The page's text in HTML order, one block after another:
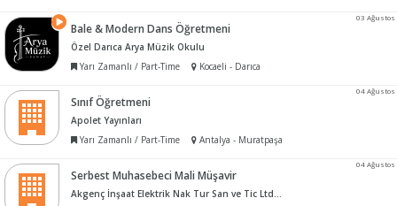
03 Ağustos
Bale & Modern Dans Öğretmeni
Özel Darıca Arya Müzik Okulu
Yarı Zamanlı / Part-Time
Kocaeli - Darıca
04 Ağustos
Sınıf Öğretmeni
Apolet Yayınları
Yarı Zamanlı / Part-Time
Antalya - Muratpaşa
04 Ağustos
Serbest Muhasebeci Mali Müşavir
Akgenç İnşaat Elektrik Nak Tur San ve Tic Ltd Şti